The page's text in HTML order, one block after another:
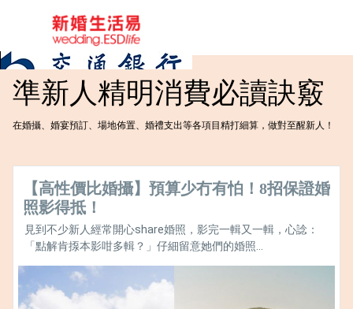
準新人精明消費必讀訣竅
在婚攝、婚宴預訂、場地佈置、婚禮支出等各項目精打細算，做對至醒新人！
【高性價比婚攝】預算少冇有怕！8招保證婚
照影得抵！
見到不少新人經常開心share婚照，影完一輯又一輯，心諗：
「點解肯揼本影咁多輯？」仔細留意她們的婚照...